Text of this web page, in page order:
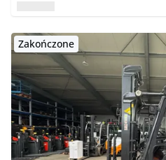
Zakończone